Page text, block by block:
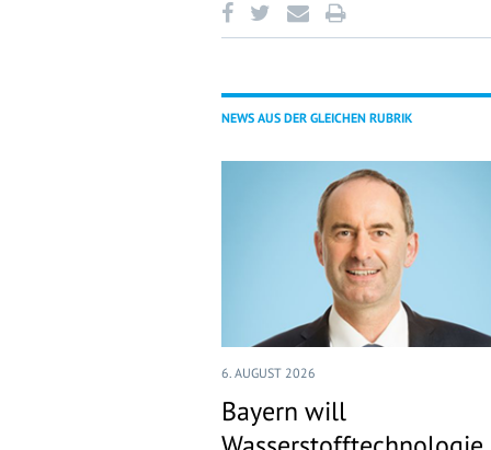
NEWS AUS DER GLEICHEN RUBRIK
6. AUGUST 2026
Bayern will